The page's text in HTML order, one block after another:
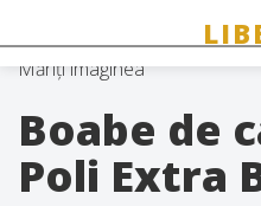
Măriți imaginea
Boabe de
Poli Extra